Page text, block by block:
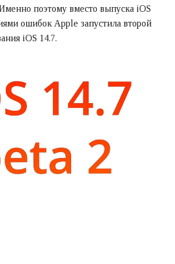
поэтому вместо выпуска iOS
ошибок Apple запустила второй
iOS 14.7.